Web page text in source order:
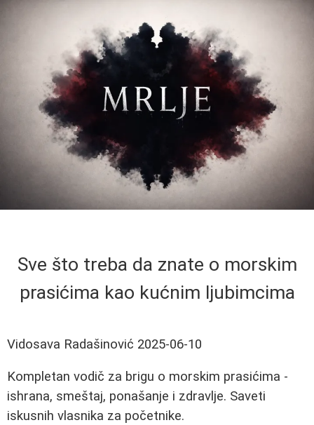
Sve što treba da znate o morskim
prasićima kao kućnim ljubimcima
Vidosava Radašinović 2025-06-10
Kompletan vodič za brigu o morskim prasićima -
ishrana, smeštaj, ponašanje i zdravlje. Saveti
iskusnih vlasnika za početnike.